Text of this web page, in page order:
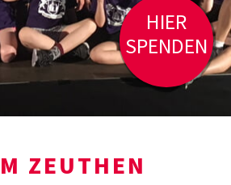
HIER
SPENDEN
ZEUTHEN